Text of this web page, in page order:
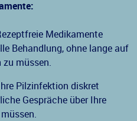
Medikamente
Behandlung, ohne lange auf
müssen.
Pilzinfektion diskret
Gespräche über Ihre